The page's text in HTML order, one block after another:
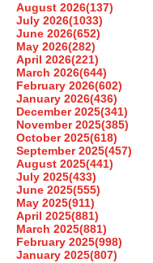
August 2026(137)
July 2026(1033)
June 2026(652)
May 2026(282)
April 2026(221)
March 2026(644)
February 2026(602)
January 2026(436)
December 2025(341)
November 2025(385)
October 2025(618)
September 2025(457)
August 2025(441)
July 2025(433)
June 2025(555)
May 2025(911)
April 2025(881)
March 2025(881)
February 2025(998)
January 2025(807)